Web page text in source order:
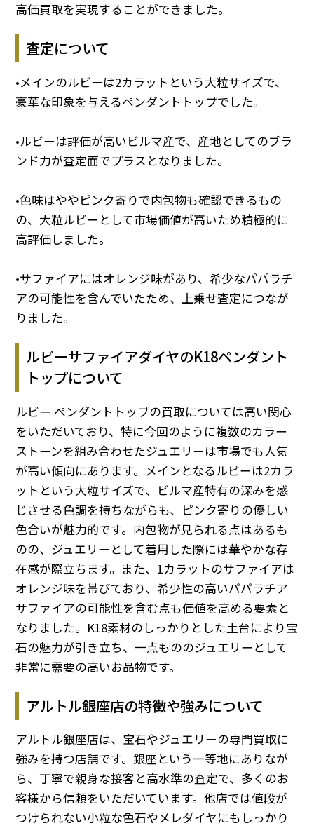
高価買取を実現することができました。
査定について
•メインのルビーは2カラットという大粒サイズで、
豪華な印象を与えるペンダントトップでした。
•ルビーは評価が高いビルマ産で、産地としてのブラ
ンド力が査定面でプラスとなりました。
•色味はややピンク寄りで内包物も確認できるもの
の、大粒ルビーとして市場価値が高いため積極的に
高評価しました。
•サファイアにはオレンジ味があり、希少なパパラチ
アの可能性を含んでいたため、上乗せ査定につなが
りました。
ルビーサファイアダイヤのK18ペンダント
トップについて
ルビー ペンダントトップの買取については高い関心
をいただいており、特に今回のように複数のカラー
ストーンを組み合わせたジュエリーは市場でも人気
が高い傾向にあります。メインとなるルビーは2カラ
ットという大粒サイズで、ビルマ産特有の深みを感
じさせる色調を持ちながらも、ピンク寄りの優しい
色合いが魅力的です。内包物が見られる点はあるも
のの、ジュエリーとして着用した際には華やかな存
在感が際立ちます。また、1カラットのサファイアは
オレンジ味を帯びており、希少性の高いパパラチア
サファイアの可能性を含む点も価値を高める要素と
なりました。K18素材のしっかりとした土台により宝
石の魅力が引き立ち、一点もののジュエリーとして
非常に需要の高いお品物です。
アルトル銀座店の特徴や強みについて
アルトル銀座店は、宝石やジュエリーの専門買取に
強みを持つ店舗です。銀座という一等地にありなが
ら、丁寧で親身な接客と高水準の査定で、多くのお
客様から信頼をいただいています。他店では値段が
つけられない小粒な色石やメレダイヤにもしっかり